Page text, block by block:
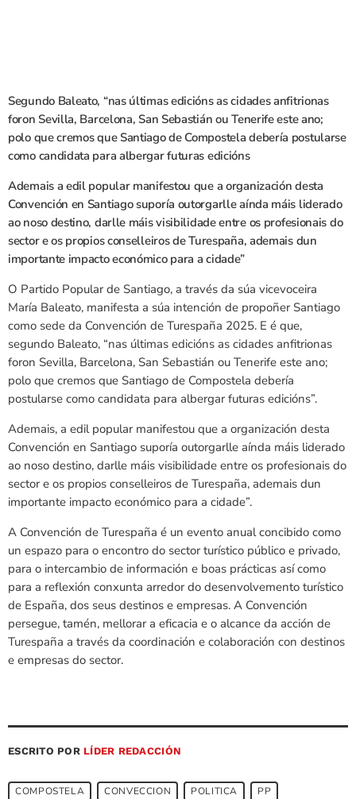
Segundo Baleato, “nas últimas edicións as cidades anfitrionas
foron Sevilla, Barcelona, San Sebastián ou Tenerife este ano;
polo que cremos que Santiago de Compostela debería postularse
como candidata para albergar futuras edicións
Ademais a edil popular manifestou que a organización desta
Convención en Santiago suporía outorgarlle aínda máis liderado
ao noso destino, darlle máis visibilidade entre os profesionais do
sector e os propios conselleiros de Turespaña, ademais dun
importante impacto económico para a cidade”
O Partido Popular de Santiago, a través da súa vicevoceira
María Baleato, manifesta a súa intención de propoñer Santiago
como sede da Convención de Turespaña 2025. E é que,
segundo Baleato, “nas últimas edicións as cidades anfitrionas
foron Sevilla, Barcelona, San Sebastián ou Tenerife este ano;
polo que cremos que Santiago de Compostela debería
postularse como candidata para albergar futuras edicións”.
Ademais, a edil popular manifestou que a organización desta
Convención en Santiago suporía outorgarlle aínda máis liderado
ao noso destino, darlle máis visibilidade entre os profesionais do
sector e os propios conselleiros de Turespaña, ademais dun
importante impacto económico para a cidade”.
A Convención de Turespaña é un evento anual concibido como
un espazo para o encontro do sector turístico público e privado,
para o intercambio de información e boas prácticas así como
para a reflexión conxunta arredor do desenvolvemento turístico
de España, dos seus destinos e empresas. A Convención
persegue, tamén, mellorar a eficacia e o alcance da acción de
Turespaña a través da coordinación e colaboración con destinos
e empresas do sector.
ESCRITO POR LÍDER REDACCIÓN
COMPOSTELA CONVECCION POLITICA
PP